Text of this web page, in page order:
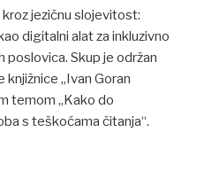
jezičnu slojevitost:
digitalni alat za inkluzivno
poslovica. Skup je održan
knjižnice „Ivan Goran
temom „Kako do
s teškoćama čitanja“.